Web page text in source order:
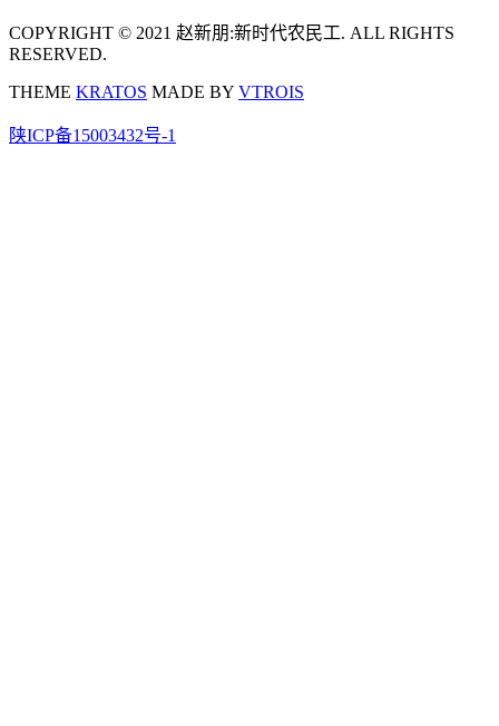
COPYRIGHT © 2021 赵新朋:新时代农民工. ALL RIGHTS
RESERVED.
THEME KRATOS MADE BY VTROIS
陕ICP备15003432号-1